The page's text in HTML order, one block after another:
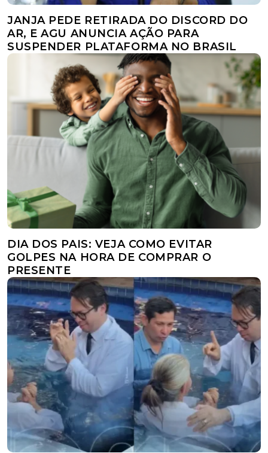
JANJA PEDE RETIRADA DO DISCORD DO
AR, E AGU ANUNCIA AÇÃO PARA
SUSPENDER PLATAFORMA NO BRASIL
DIA DOS PAIS: VEJA COMO EVITAR
GOLPES NA HORA DE COMPRAR O
PRESENTE